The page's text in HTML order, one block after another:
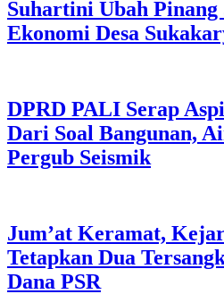
Suhartini Ubah Pinang
Ekonomi Desa
DPRD PALI Serap
Dari Soal Bangunan,
Pergub Seismik
Jum’at Keramat,
Tetapkan Dua
Dana PSR